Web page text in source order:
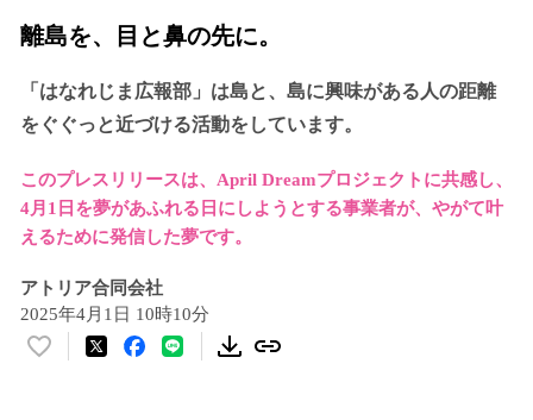
離島を、目と鼻の先に。
「はなれじま広報部」は島と、島に興味がある人の距離
をぐぐっと近づける活動をしています。
このプレスリリースは、April Dreamプロジェクトに共感し、
4月1日を夢があふれる日にしようとする事業者が、やがて叶
えるために発信した夢です。
アトリア合同会社
2025年4月1日 10時10分
い